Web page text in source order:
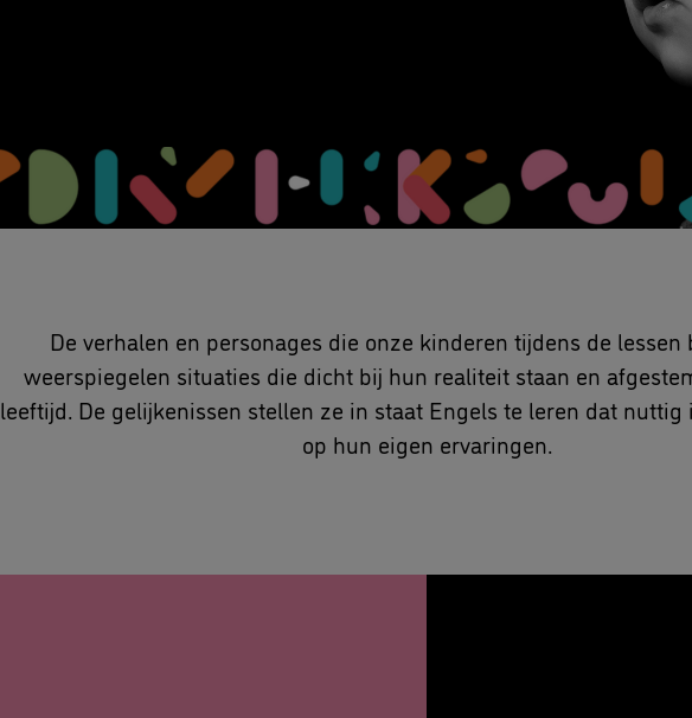
De verhalen en personages die onze kinderen tijdens de lessen
weerspiegelen situaties die dicht bij hun realiteit staan en
leeftijd. De gelijkenissen stellen ze in staat Engels te leren dat nuttig
op hun eigen ervaringen.